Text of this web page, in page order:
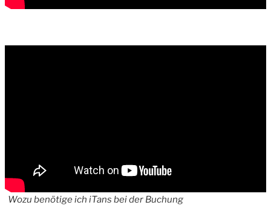
Wozu benötige ich iTans bei der Buchung